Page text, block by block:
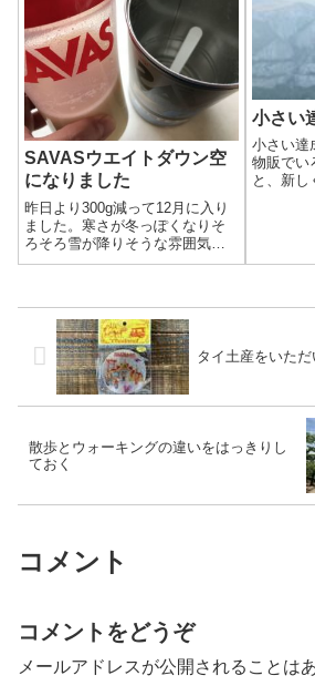
SAVASウエイトダウン空
になりました
昨日より300g減って12月に入り
ました。寒さが冬っぽくなりそ
ろそろ雪が降りそうな雰囲気
で、外に出たくなくなります。
小さい
小さい達
物販でい
と、新し
品する商
タイ土産をいただ
散歩とウォーキングの違いをはっきりし
ておく
コメント
コメントをどうぞ
メールアドレスが公開されることは